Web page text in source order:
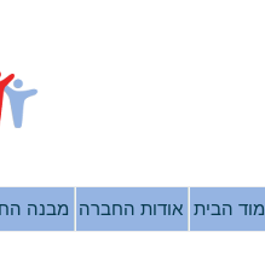
הבית אודות החברה מבנה